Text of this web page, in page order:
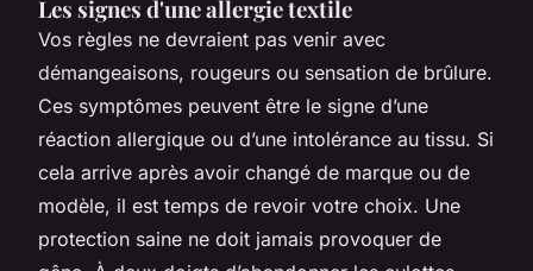
Les signes d'une allergie textile
Vos règles ne devraient pas venir avec
démangeaisons, rougeurs ou sensation de brûlure.
Ces symptômes peuvent être le signe d’une
réaction allergique ou d’une intolérance au tissu. Si
cela arrive après avoir changé de marque ou de
modèle, il est temps de revoir votre choix. Une
protection saine ne doit jamais provoquer de